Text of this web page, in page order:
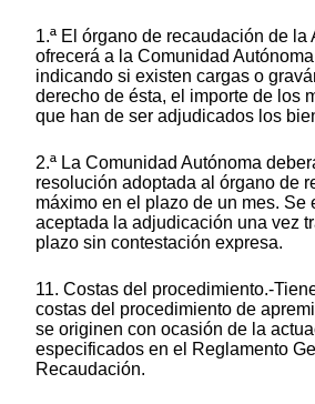
1.ª El órgano de recaudación de la
ofrecerá a la Comunidad
indicando si existen cargas o
derecho de ésta, el importe de los
que han de ser adjudicados los
2.ª La Comunidad Autónoma
resolución adoptada al órgano de
máximo en el plazo de un mes. Se
aceptada la adjudicación una vez
plazo sin contestación expresa.
11. Costas del procedimiento.-
costas del procedimiento de
se originen con ocasión de la
especificados en el Reglamento
Recaudación.